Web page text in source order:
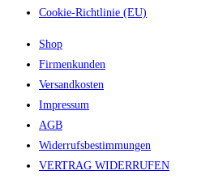
Cookie-Richtlinie (EU)
Shop
Firmenkunden
Versandkosten
Impressum
AGB
Widerrufsbestimmungen
VERTRAG WIDERRUFEN